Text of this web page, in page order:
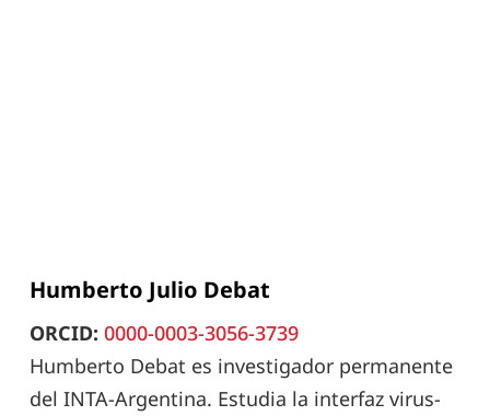
Humberto Julio Debat
ORCID: 0000-0003-3056-3739
Humberto Debat es investigador permanente
del INTA-Argentina. Estudia la interfaz virus-